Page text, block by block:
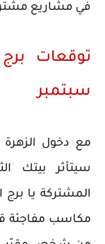
في مشاريع
توقعات
سبتمبر
مع دخول الزهرة
سيتأثر بيتك
المشتركة يا
مكاسب مفاجئة